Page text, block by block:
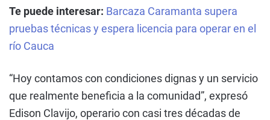
Te puede interesar: Barcaza Caramanta supera
pruebas técnicas y espera licencia para operar en el
río Cauca
“Hoy contamos con condiciones dignas y un servicio
que realmente beneficia a la comunidad”, expresó
Edison Clavijo, operario con casi tres décadas de